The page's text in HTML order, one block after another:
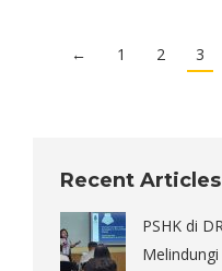
← 1 2 3
Recent Articles
PSHK di